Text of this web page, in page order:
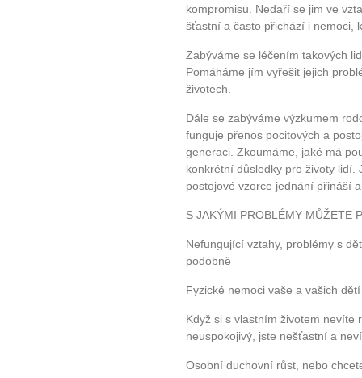
kompromisu. Nedaří se jim ve
šťastní a často přichází i nemoci,
Zabýváme se léčením takových
Pomáháme jím vyřešit jejich
životech.
Dále se zabýváme výzkumem
funguje přenos pocitových a
generaci. Zkoumáme, jaké má
konkrétní důsledky pro životy lidí.
postojové vzorce jednání přináší
S JAKÝMI PROBLÉMY MŮŽETE
Nefungující vztahy, problémy s
podobně
Fyzické nemoci vaše a vašich dětí
Když si s vlastním životem nevíte
neuspokojivý, jste nešťastní a
Osobní duchovní růst, nebo